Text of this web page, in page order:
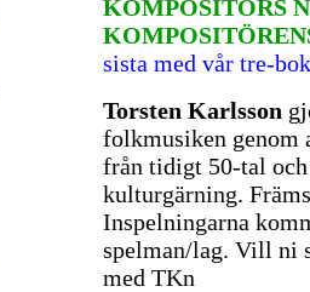
KOMPOSITÖRS
sista med vår tre-
Torsten Karlsson
folkmusiken genom
från tidigt 50-tal
kulturgärning.
Inspelningarna
spelman/lag. Vill ni
med TKn